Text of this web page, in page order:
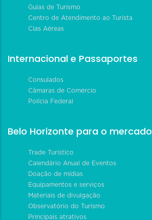
Guias de Turismo
Centro de Atendimento ao Turista
Cias Aéreas
Internacional e Passaportes
Consulados
Câmaras de Comércio
Polícia Federal
Belo Horizonte para o mercado
Trade Turístico
Calendário Anual de Eventos
Doação de mídias
Equipamentos e serviços
Materiais de divulgação
Observatório do Turismo
Principais atrativos